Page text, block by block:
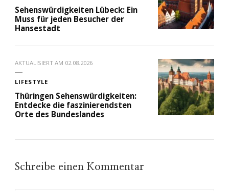
Sehenswürdigkeiten Lübeck: Ein
Muss für jeden Besucher der
Hansestadt
AKTUALISIERT AM 02.08.2026
LIFESTYLE
Thüringen Sehenswürdigkeiten:
Entdecke die faszinierendsten
Orte des Bundeslandes
Schreibe einen Kommentar